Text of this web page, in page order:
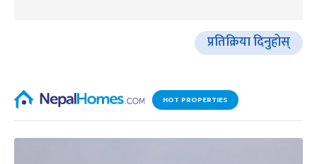
प्रतिक्रिया दिनुहोस्
HOT PROPERTIES